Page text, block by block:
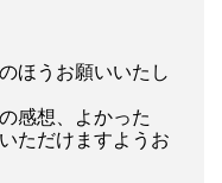
ほうお願いいたし
感想、よかった
ただけますようお